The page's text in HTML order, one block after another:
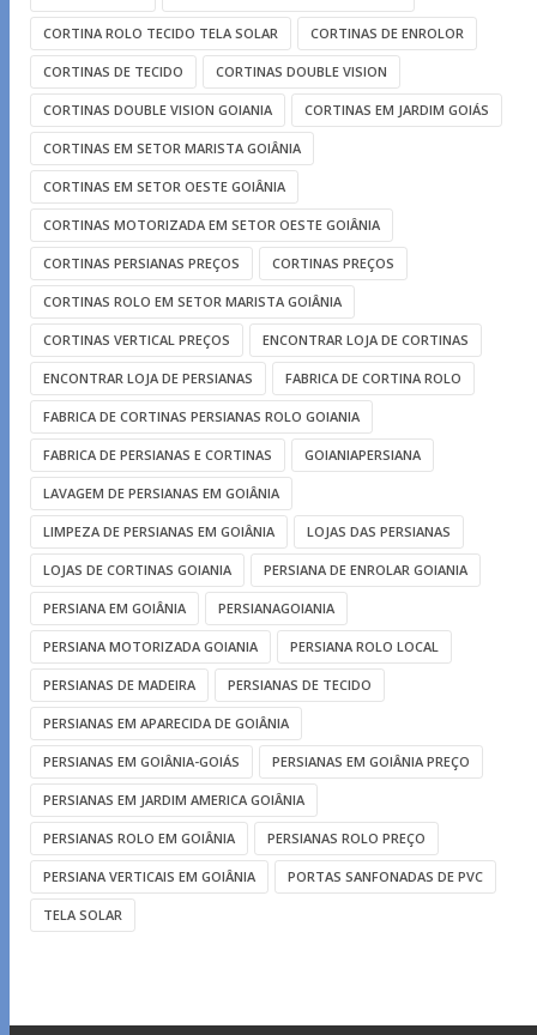
CORTINA ROLO TECIDO TELA SOLAR CORTINAS DE ENROLOR
CORTINAS DE TECIDO CORTINAS DOUBLE VISION
CORTINAS DOUBLE VISION GOIANIA CORTINAS EM JARDIM GOIÁS
CORTINAS EM SETOR MARISTA GOIÂNIA
CORTINAS EM SETOR OESTE GOIÂNIA
CORTINAS MOTORIZADA EM SETOR OESTE GOIÂNIA
CORTINAS PERSIANAS PREÇOS CORTINAS PREÇOS
CORTINAS ROLO EM SETOR MARISTA GOIÂNIA
CORTINAS VERTICAL PREÇOS ENCONTRAR LOJA DE CORTINAS
ENCONTRAR LOJA DE PERSIANAS FABRICA DE CORTINA ROLO
FABRICA DE CORTINAS PERSIANAS ROLO GOIANIA
FABRICA DE PERSIANAS E CORTINAS GOIANIAPERSIANA
LAVAGEM DE PERSIANAS EM GOIÂNIA
LIMPEZA DE PERSIANAS EM GOIÂNIA LOJAS DAS PERSIANAS
LOJAS DE CORTINAS GOIANIA PERSIANA DE ENROLAR GOIANIA
PERSIANA EM GOIÂNIA PERSIANAGOIANIA
PERSIANA MOTORIZADA GOIANIA PERSIANA ROLO LOCAL
PERSIANAS DE MADEIRA PERSIANAS DE TECIDO
PERSIANAS EM APARECIDA DE GOIÂNIA
PERSIANAS EM GOIÂNIA-GOIÁS PERSIANAS EM GOIÂNIA PREÇO
PERSIANAS EM JARDIM AMERICA GOIÂNIA
PERSIANAS ROLO EM GOIÂNIA PERSIANAS ROLO PREÇO
PERSIANA VERTICAIS EM GOIÂNIA PORTAS SANFONADAS DE PVC
TELA SOLAR